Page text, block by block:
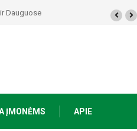
Dauguose
ĮMONĖMS APIE